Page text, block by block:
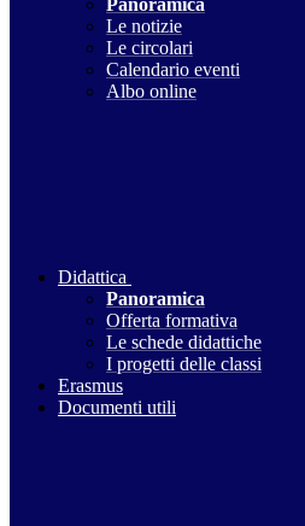
Panoramica
Le notizie
Le circolari
Calendario eventi
Albo online
Didattica
Panoramica
Offerta formativa
Le schede didattiche
I progetti delle classi
Erasmus
Documenti utili